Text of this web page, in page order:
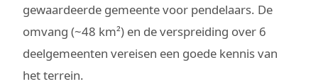
gewaardeerde gemeente voor pendelaars. De
omvang (~48 km²) en de verspreiding over 6
deelgemeenten vereisen een goede kennis van
het terrein.